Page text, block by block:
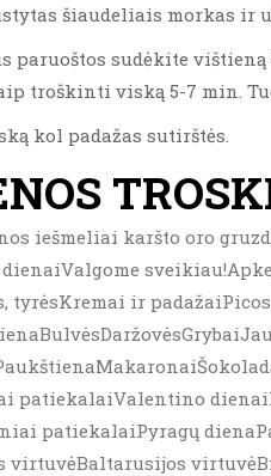
šiaudeliais morkas
paruoštos sudėkite
troškinti viską 5-7 min.
kol padažas sutirštės.
iešmeliai karšto oro
tyrėsKremai ir
patiekalaiValentino
patiekalaiPyragų
virtuvėBaltarusijos